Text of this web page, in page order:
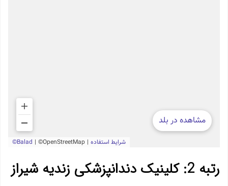
رتبه 2: کلینیک دندانپزشکی زندیه شیراز